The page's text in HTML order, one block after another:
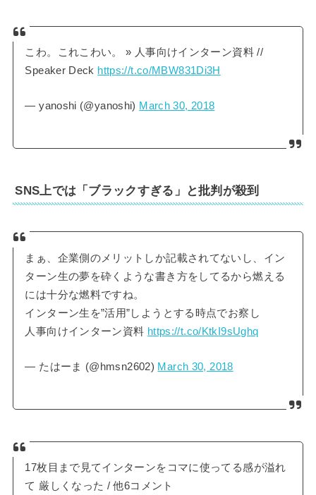
こわ。これこわい。 » 人事向けインターン資料 //
Speaker Deck https://t.co/MBW831Di3H
— yanoshi (@yanoshi) March 30, 2018
SNS上では「ブラックすぎる」と批判が殺到
まぁ、企業側のメリットしか記載されてないし、イン
ターン生の夢を砕くような書き方をしてるから燃える
には十分な燃料ですね。
インターン生を”活用”しようとする時点でお察し
人事向けインターン資料 https://t.co/KtkI9sUghq
— たはーま (@hmsn2602) March 30, 2018
17枚目まで見てインターンをコマに使ってる感が溢れ
て 厳しくなった / 他6コメント